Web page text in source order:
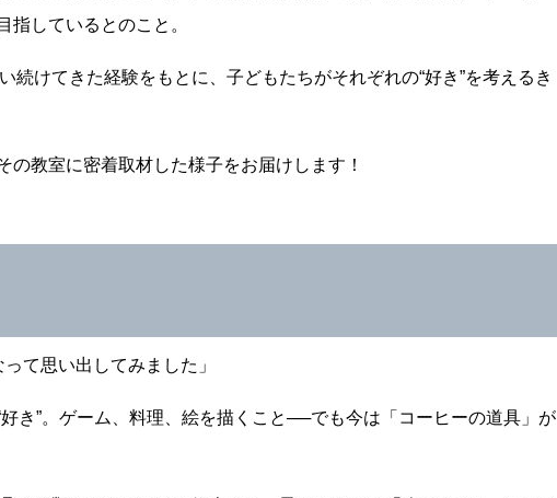
指しているとのこと。
続けてきた経験をもとに、子どもたちがそれぞれの“好き”を考えるき
教室に密着取材した様子をお届けします！
て思い出してみました」
き”。ゲーム、料理、絵を描くこと──でも今は「コーヒーの道具」が